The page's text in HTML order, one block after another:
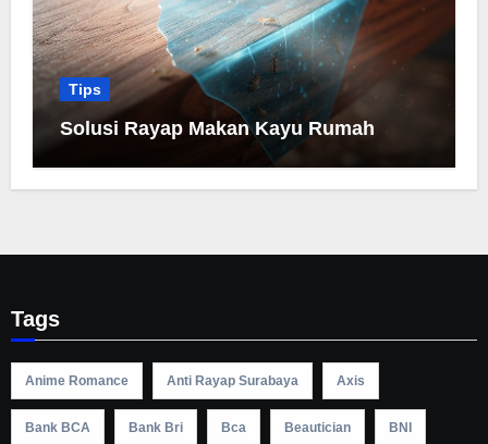
Tips
Solusi Rayap Makan Kayu Rumah
Tags
Anime Romance Anti Rayap Surabaya Axis
Bank BCA Bank Bri Bca Beautician BNI